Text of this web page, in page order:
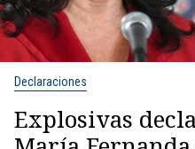
Declaraciones
Explosivas